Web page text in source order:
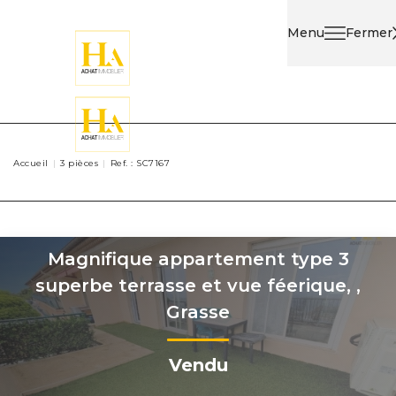
Menu Fermer
Nos
Agents
Contact
Accueil 3 pièces Ref. : SC7167
Magnifique appartement type 3
superbe terrasse et vue féerique, ,
Grasse
Vendu